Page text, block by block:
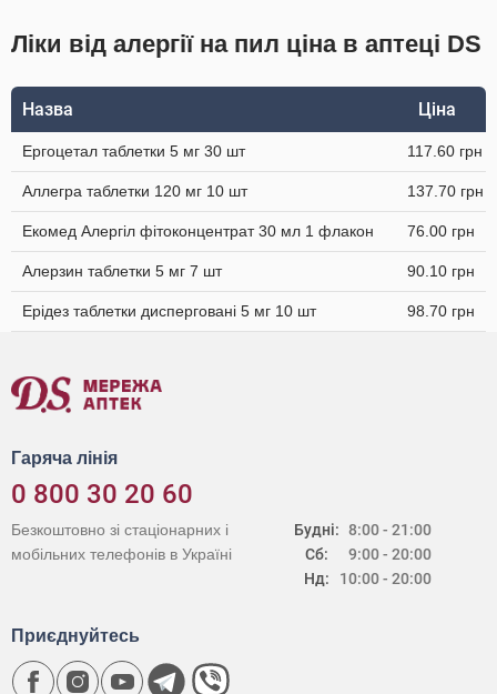
Ліки від алергії на пил ціна в аптеці DS
Назва Ціна
Ергоцетал таблетки 5 мг 30 шт 117.60 грн
Аллегра таблетки 120 мг 10 шт 137.70 грн
Екомед Алергіл фітоконцентрат 30 мл 1 флакон 76.00 грн
Алерзин таблетки 5 мг 7 шт 90.10 грн
Ерідез таблетки дисперговані 5 мг 10 шт 98.70 грн
Гаряча лінія
0 800 30 20 60
Будні:
Сб:
Нд:
8:00 - 21:00
9:00 - 20:00
10:00 - 20:00
Безкоштовно зі стаціонарних і
мобільних телефонів в Україні
Приєднуйтесь